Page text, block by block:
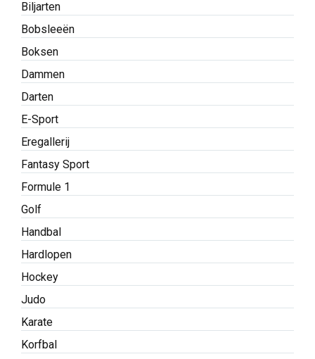
Biljarten
Bobsleeën
Boksen
Dammen
Darten
E-Sport
Eregallerij
Fantasy Sport
Formule 1
Golf
Handbal
Hardlopen
Hockey
Judo
Karate
Korfbal